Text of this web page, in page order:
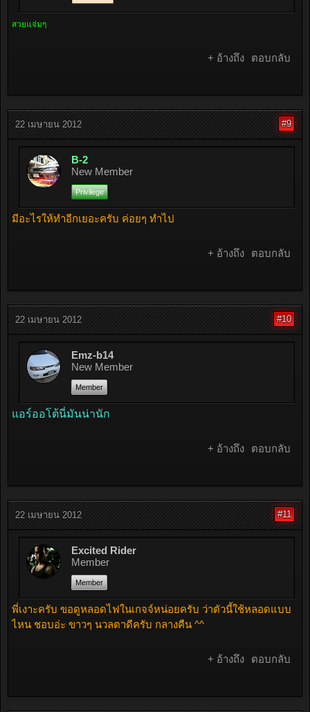
สวยแจ่มๆ
+ อ้างถึง ตอบกลับ
22 เมษายน 2012 #9
B-2
New Member
Privilege
มีอะไรให้ทำอีกเยอะครับ ค่อยๆ ทำไป
+ อ้างถึง ตอบกลับ
22 เมษายน 2012 #10
Emz-b14
New Member
Member
แอร์ออโต้นี่มันน่านัก
+ อ้างถึง ตอบกลับ
22 เมษายน 2012 #11
Excited Rider
Member
Member
พี่เงาะครับ ขอดูหลอดไฟในเกจจ์หน่อยครับ ว่าตัวนี้ใช้หลอดแบบ
ไหน ชอบอ่ะ ขาวๆ นวลตาดีครับ กลางคืน ^^
+ อ้างถึง ตอบกลับ